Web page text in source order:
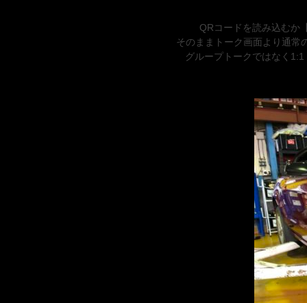
QRコードを読み込むか
そのままトーク画面より通常
グループトークではなく